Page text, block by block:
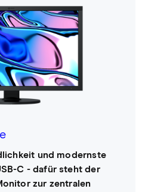
und modernste
C - dafür steht der
zur zentralen